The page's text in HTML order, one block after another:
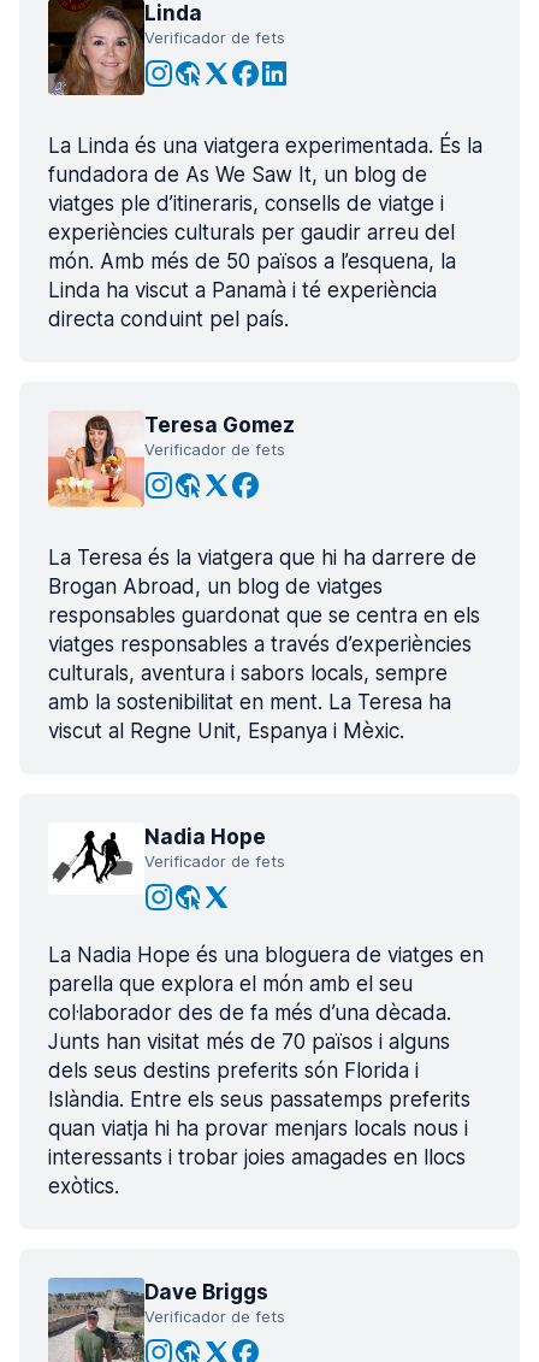
Linda
Verificador de fets
La Linda és una viatgera experimentada. És la
fundadora de As We Saw It, un blog de
viatges ple d’itineraris, consells de viatge i
experiències culturals per gaudir arreu del
món. Amb més de 50 països a l’esquena, la
Linda ha viscut a Panamà i té experiència
directa conduint pel país.
Teresa Gomez
Verificador de fets
La Teresa és la viatgera que hi ha darrere de
Brogan Abroad, un blog de viatges
responsables guardonat que se centra en els
viatges responsables a través d’experiències
culturals, aventura i sabors locals, sempre
amb la sostenibilitat en ment. La Teresa ha
viscut al Regne Unit, Espanya i Mèxic.
Nadia Hope
Verificador de fets
La Nadia Hope és una bloguera de viatges en
parella que explora el món amb el seu
col·laborador des de fa més d’una dècada.
Junts han visitat més de 70 països i alguns
dels seus destins preferits són Florida i
Islàndia. Entre els seus passatemps preferits
quan viatja hi ha provar menjars locals nous i
interessants i trobar joies amagades en llocs
exòtics.
Dave Briggs
Verificador de fets